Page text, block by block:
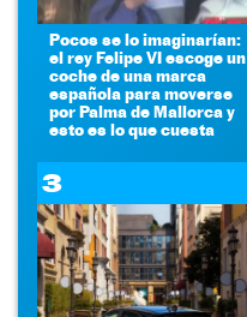
Pocos se lo imaginarían:
el rey Felipe VI escoge un
coche de una marca
española para moverse
por Palma de Mallorca y
esto es lo que cuesta
3